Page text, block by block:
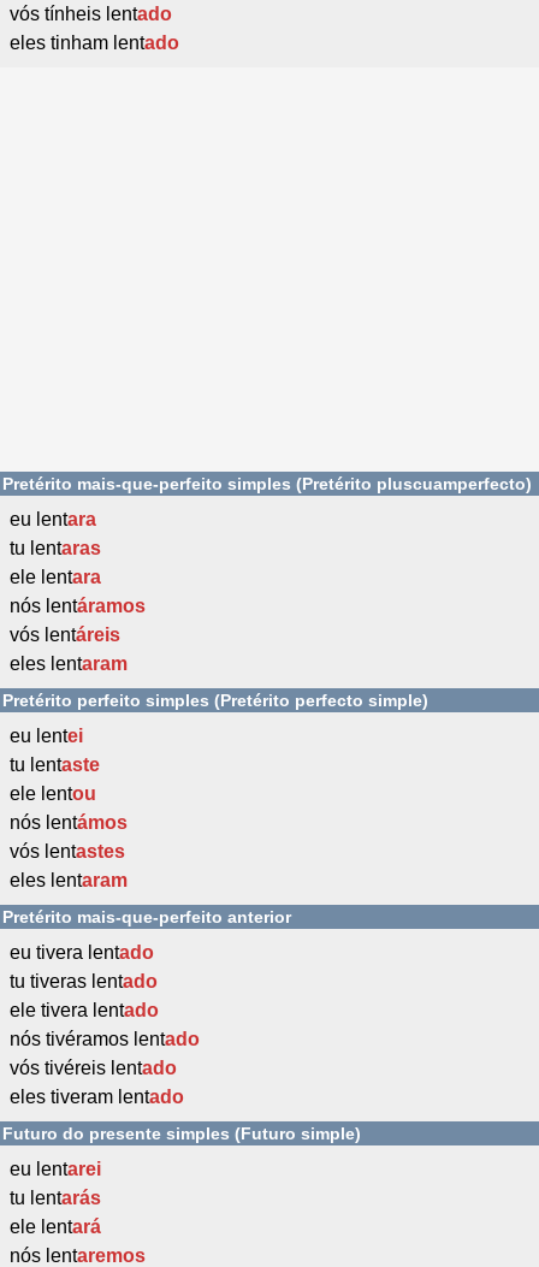
vós tínheis lentado
eles tinham lentado
Pretérito mais-que-perfeito simples (Pretérito pluscuamperfecto)
eu lentara
tu lentaras
ele lentara
nós lentáramos
vós lentáreis
eles lentaram
Pretérito perfeito simples (Pretérito perfecto simple)
eu lentei
tu lentaste
ele lentou
nós lentámos
vós lentastes
eles lentaram
Pretérito mais-que-perfeito anterior
eu tivera lentado
tu tiveras lentado
ele tivera lentado
nós tivéramos lentado
vós tivéreis lentado
eles tiveram lentado
Futuro do presente simples (Futuro simple)
eu lentarei
tu lentarás
ele lentará
nós lentaremos